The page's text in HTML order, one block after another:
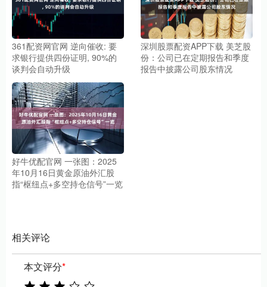
361配资网官网 逆向催收: 要
求银行提供四份证明, 90%的
谈判会自动升级
深圳股票配资APP下载 美芝股
份：公司已在定期报告和季度
报告中披露公司股东情况
好牛优配官网 一张图：2025
年10月16日黄金原油外汇股
指“枢纽点+多空持仓信号”一览
相关评论
本文评分*